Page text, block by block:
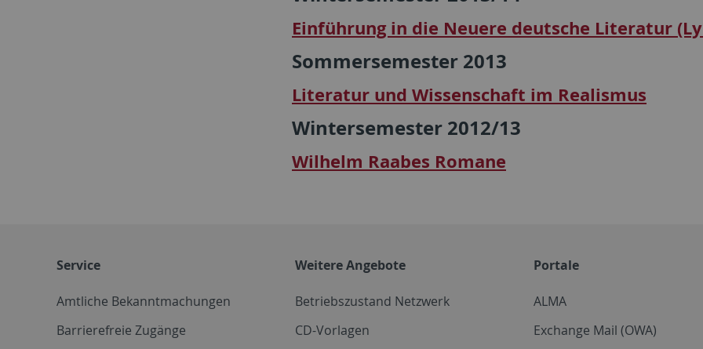
Einführung in die Neuere deutsche Literatur
Sommersemester 2013
Literatur und Wissenschaft im Realismus
Wintersemester 2012/13
Wilhelm Raabes Romane
Service
Amtliche Bekanntmachungen
Barrierefreie Zugänge
Weitere Angebote
Betriebszustand Netzwerk
CD-Vorlagen
Portale
ALMA
Exchange Mail (OWA)